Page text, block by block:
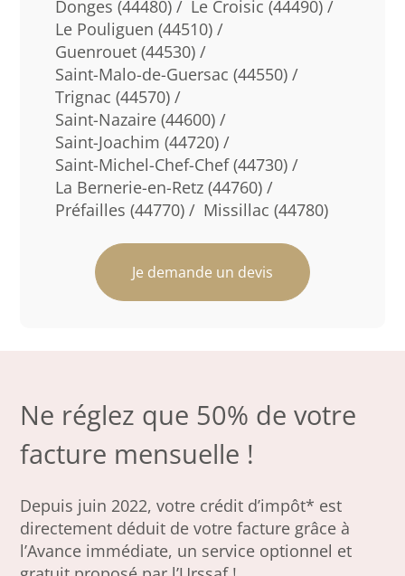
Donges (44480) / Le Croisic (44490) /
Le Pouliguen (44510) /
Guenrouet (44530) /
Saint-Malo-de-Guersac (44550) /
Trignac (44570) /
Saint-Nazaire (44600) /
Saint-Joachim (44720) /
Saint-Michel-Chef-Chef (44730) /
La Bernerie-en-Retz (44760) /
Préfailles (44770) / Missillac (44780)
Je demande un devis
Ne réglez que 50% de votre
facture mensuelle !
Depuis juin 2022, votre crédit d’impôt* est
directement déduit de votre facture grâce à
l’Avance immédiate, un service optionnel et